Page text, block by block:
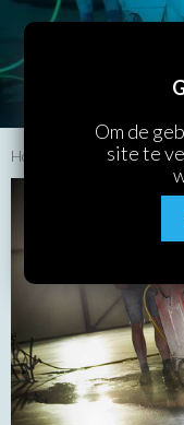
Om de
site te
Home Vloerenzagen